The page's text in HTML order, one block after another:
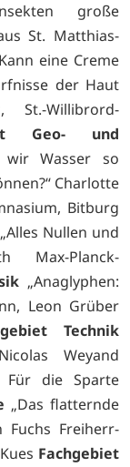
große
St. Matthias-
eine Creme
der Haut
St.-Willibrord-
Geo- und
wir Wasser so
Charlotte
Bitburg
„Alles Nullen und
Max-Planck-
„Anaglyphen:
Leon Grüber
Technik
Weyand
Für die Sparte
„Das flatternde
Fuchs Freiherr-
Fachgebiet